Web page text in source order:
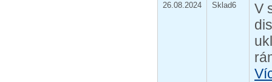
26.08.2024 Sklad6
V